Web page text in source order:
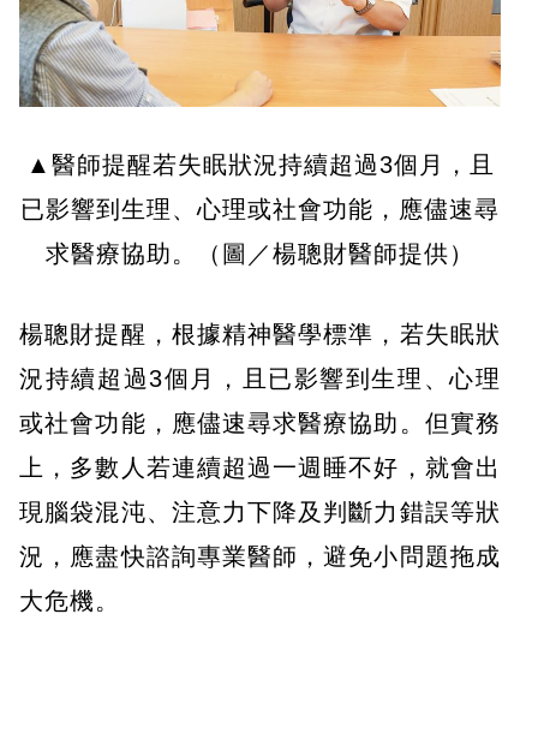
▲醫師提醒若失眠狀況持續超過3個月，且
已影響到生理、心理或社會功能，應儘速尋
求醫療協助。（圖／楊聰財醫師提供）
楊聰財提醒，根據精神醫學標準，若失眠狀
況持續超過3個月，且已影響到生理、心理
或社會功能，應儘速尋求醫療協助。但實務
上，多數人若連續超過一週睡不好，就會出
現腦袋混沌、注意力下降及判斷力錯誤等狀
況，應盡快諮詢專業醫師，避免小問題拖成
大危機。